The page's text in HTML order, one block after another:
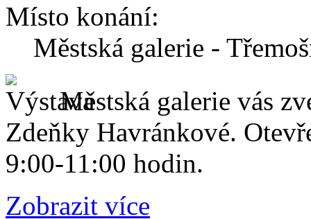
Místo konání:
Městská galerie -
Městská galerie vás
Zdeňky Havránkové.
9:00-11:00 hodin.
Zobrazit více